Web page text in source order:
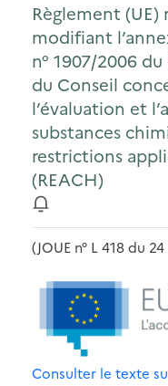
Règlement (UE)
modifiant
n° 1907/2006
du Conseil
l’évaluation et
substances
restrictions
(REACH)
(JOUE n° L 418 du
Consulter le texte